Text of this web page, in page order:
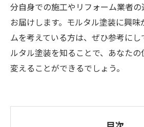
分自身での施工やリフォーム業者
お届けします。モルタル塗装に興
ムを考えている方は、ぜひ参考に
ルタル塗装を知ることで、あなた
変えることができるでしょう。